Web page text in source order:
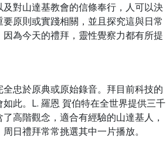
對山達基教會的信條奉行，人可以決
原則或實踐相關，並且探究這與日常
為今天的禮拜，靈性覺察力都有所提
忠於原典或原始錄音。拜目前科技的
此。L. 羅恩 賀伯特在全世界提供三千
高階觀念，適合有經驗的山達基人，
日禮拜常常挑選其中一片播放。